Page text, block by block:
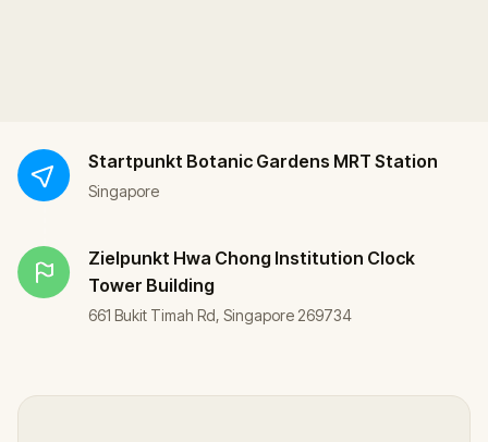
Startpunkt Botanic Gardens MRT Station
Singapore
Zielpunkt Hwa Chong Institution Clock
Tower Building
661 Bukit Timah Rd, Singapore 269734